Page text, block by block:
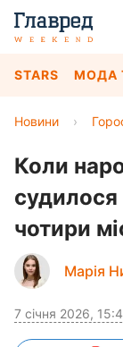
STARS МОДА
Новини ›
Коли
судилося
чотири
Марія
7 січня 2026,